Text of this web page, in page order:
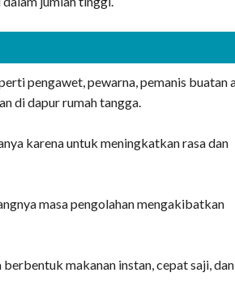
pengawet, pewarna, pemanis buatan
di dapur rumah tangga.
karena untuk meningkatkan rasa dan
masa pengolahan mengakibatkan
makanan instan, cepat saji, dan